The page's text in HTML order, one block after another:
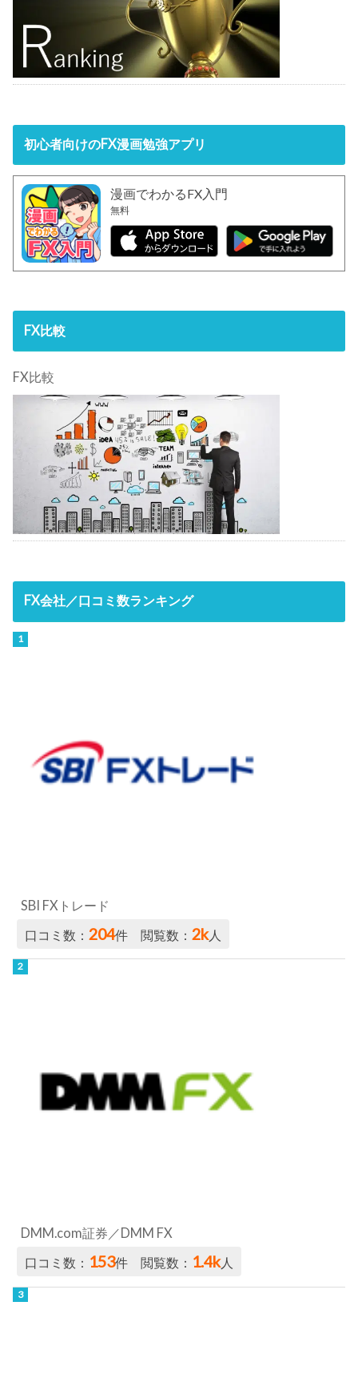
初心者向けのFX漫画勉強アプリ
漫画でわかるFX入門
無料
FX比較
FX比較
FX会社／口コミ数ランキング
SBI FXトレード
口コミ数：204件 閲覧数：2k人
DMM.com証券／DMM FX
口コミ数： 153件 閲覧数： 1.4k人